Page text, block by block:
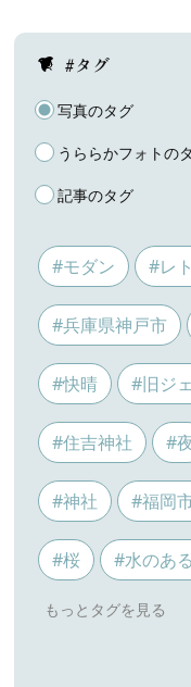
#タグ
写真のタグ
うららかフォトの
記事のタグ
#モダン #レ
#兵庫県神戸市
#快晴 #旧ジ
#住吉神社 #
#神社 #福岡
#桜 #水のあ